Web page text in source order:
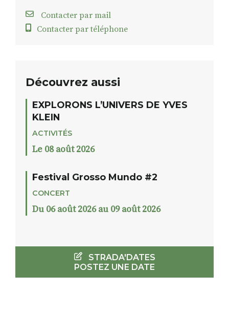
Contacter par mail
Contacter par téléphone
Découvrez aussi
EXPLORONS L’UNIVERS DE YVES
KLEIN
ACTIVITÉS
Le 08 août 2026
Festival Grosso Mundo #2
CONCERT
Du 06 août 2026 au 09 août 2026
STRADA'DATES
POSTEZ UNE DATE